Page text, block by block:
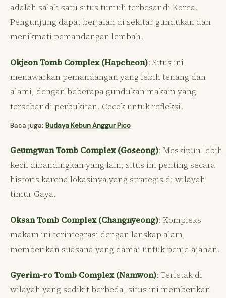
adalah salah satu situs tumuli terbesar di Korea.
Pengunjung dapat berjalan di sekitar gundukan dan
menikmati pemandangan lembah.
Okjeon Tomb Complex (Hapcheon): Situs ini
menawarkan pemandangan yang lebih tenang dan
alami, dengan beberapa gundukan makam yang
tersebar di perbukitan. Cocok untuk refleksi.
Baca juga: Budaya Kebun Anggur Pico
Geumgwan Tomb Complex (Goseong): Meskipun lebih
kecil dibandingkan yang lain, situs ini penting secara
historis karena lokasinya yang strategis di wilayah
timur Gaya.
Oksan Tomb Complex (Changnyeong): Kompleks
makam ini terintegrasi dengan lanskap alam,
memberikan suasana yang damai untuk penjelajahan.
Gyerim-ro Tomb Complex (Namwon): Terletak di
wilayah yang sedikit berbeda, situs ini memberikan